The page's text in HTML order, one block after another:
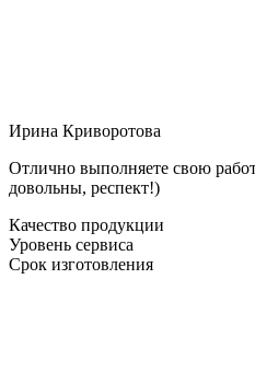
Ирина Криворотова
Отлично выполняете свою
довольны, респект!)
Качество продукции
Уровень сервиса
Срок изготовления